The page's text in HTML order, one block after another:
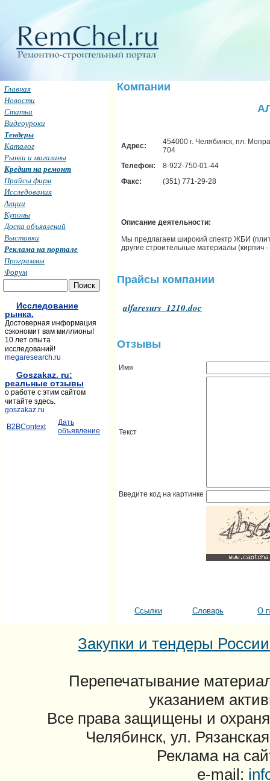
Компании
Адрес:
454000 г. Челябинск, пл.
704
Телефон:
8-922-750-01-44
Факс:
(351) 771-29-28
Описание деятельности:
Мы предлагаем широкий спектр ЖБИ
другие строительные материалы
Прайсы компании
alfaresurs_1210.doc
Отзывы
Имя
Текст
Введите код на картинке
Ссылки Словарь О
Главная
Новости
Статьи
Видеоуроки
Тендеры
Каталог
Рынки и магазины
Кредит на ремонт
Прайсы фирм
Исследования
Акции
Купоны
Доска объявлений
Выставки
Реклама на портале
Программы
Форум
Исследование
рынка.
Достоверная информация
сэкономит вам миллионы!
10 лет опыта
исследований!
megaresearch.ru
Goszakaz. ru:
реальные отзывы
о работе с этим сайтом
читайте здесь.
goszakaz.ru
B2BContext
Дать
объявление
Закупки и тендеры
Перепечатывание
указанием
Все права защищены и
Челябинск, ул.
Реклама на
e-mail: